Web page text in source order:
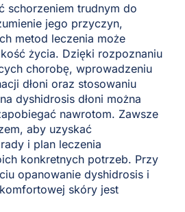
schorzeniem trudnym do
jego przyczyn,
metod leczenia może
życia. Dzięki rozpoznaniu
chorobę, wprowadzeniu
dłoni oraz stosowaniu
dyshidrosis dłoni można
nawrotom. Zawsze
aby uzyskać
i plan leczenia
konkretnych potrzeb. Przy
opanowanie dyshidrosis i
skóry jest